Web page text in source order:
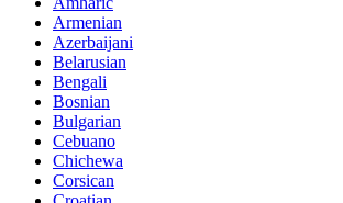
Armenian
Azerbaijani
Belarusian
Bengali
Bosnian
Bulgarian
Cebuano
Chichewa
Corsican